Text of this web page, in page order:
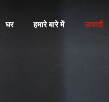
घर हमारे बारे में उत्पादों